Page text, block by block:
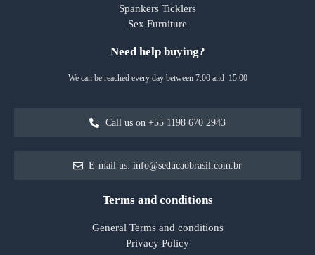
Spankers Ticklers
Sex Furniture
Need help buying?
We can be reached every day between 7:00 and 15:00
Call us on +55 1198 670 2943
E-mail us: info@seducaobrasil.com.br
Terms and conditions
General Terms and conditions
Privacy Policy